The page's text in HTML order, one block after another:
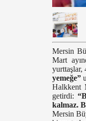
Mersin
Mart
yurttaşlar,
yemeğe”
Halkkent
getirdi:
kalmaz.
Mersin